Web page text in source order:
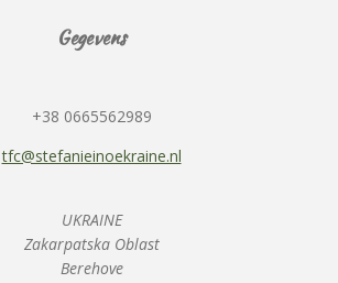
Gegevens
+38 0665562989
tfc@stefanieinoekraine.nl
UKRAINE
Zakarpatska Oblast
Berehove